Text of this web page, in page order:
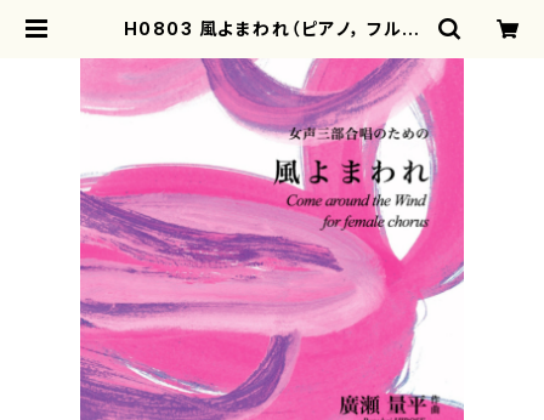
H0803 風よまわれ（ピアノ， フルー
平/楽譜） | motherearth